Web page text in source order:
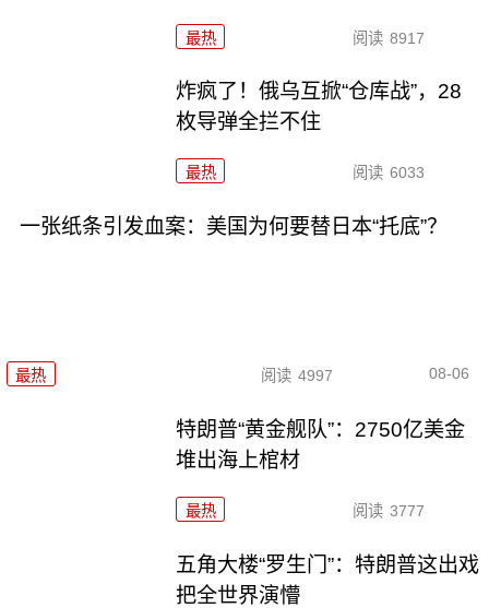
最热 阅读 8917
炸疯了！俄乌互掀“仓库战”，28
枚导弹全拦不住
最热 阅读 6033
一张纸条引发血案：美国为何要替日本“托底”？
最热 阅读 4997 08-06
特朗普“黄金舰队”：2750亿美金
堆出海上棺材
最热 阅读 3777
五角大楼“罗生门”：特朗普这出戏
把全世界演懵